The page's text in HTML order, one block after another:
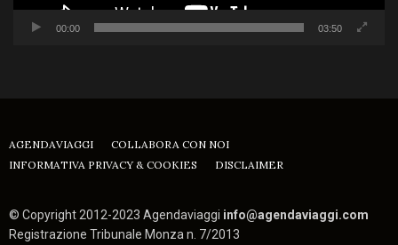
00:00 03:50
AGENDAVIAGGI
COLLABORA CON NOI
INFORMATIVA PRIVACY & COOKIES
DISCLAIMER
© Copyright 2012-2023 Agendaviaggi info@agendaviaggi.com
Registrazione Tribunale Monza n. 7/2013